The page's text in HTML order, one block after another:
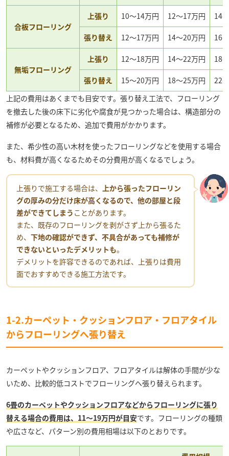
合板フローリング
上張り 10〜14万円 12〜17万円 14
張り替え 12〜17万円 14〜20万円 16
無垢フローリング
上張り 12〜18万円 14〜22万円 18
張り替え 15〜20万円 18〜25万円
22
上記の費用はあくまでも目安です。張り替え工法で、フローリング
を撤去した後の床下に劣化や腐食が見つかった場合は、構造部分の
補修が必要となるため、追加で費用がかかります。
また、希少性の高い木材を使ったフローリングなどを使用する場合
も、材料費が高くなるためその分費用が高くなるでしょう。
上張りで施工する場合は、
上から張ったフローリン
グの厚みの分だけ床が高くなるので、他の部屋と段
差ができてしまう ことがあります。
また、既存のフローリングを剥がさず上から張るた
め、 下地の確認ができず、不具合があっても補修が
できないといったデメリットも。
デメリットを許容できるのであれば、上張りは費用
面でおすすめできる施工方法です。
1-2.カーペット・クッションフロア・フロアタイル
からフローリングへ張り替え
カーペットやクッションフロア、フロアタイルは解体の手間が少な
いため、比較的低コストでフローリングへ張り替えられます。
6畳のカーペットやクッションフロアなどからフローリングに張り
替える場合の費用は、11〜19万円が目安です。フローリングの種類
や広さなど、パターン別の費用相場は以下のとおりです。